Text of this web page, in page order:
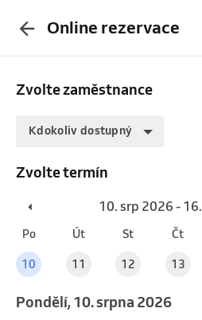
Online rezervace
Zvolte zaměstnance
Kdokoliv dostupný
Zvolte termín
10. srp 2026 -
Po Út St Čt
10 11 12 13
pondělí, 10. srpna 2026